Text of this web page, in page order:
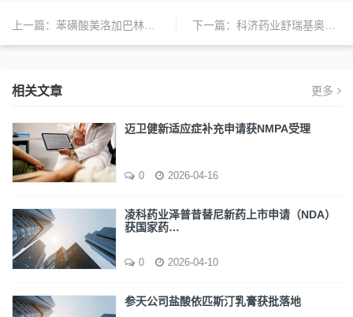
上一篇： 苯磺酸美洛加巴林片上市一周年 下一篇： 科济药业舒瑞基奥仑赛注射液新药上市申请受理
相关文章 更多
迈卫健新适应症补充申请获NMPA受理
0 2026-04-16
凌科药业泽普昔替尼新药上市申请（NDA）
获国家药…
0 2026-04-10
参天公司盐酸依匹斯汀乳膏获批落地